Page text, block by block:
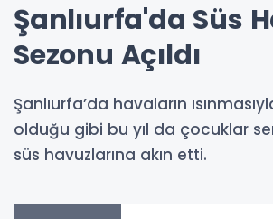
Şanlıurfa'da Süs
Sezonu Açıldı
Şanlıurfa’da havaların
olduğu gibi bu yıl da çocuklar
süs havuzlarına akın etti.